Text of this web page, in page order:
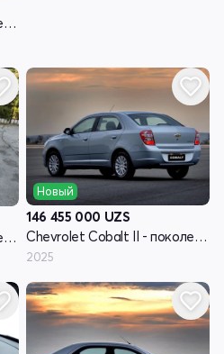
Chevrolet Cobalt II - поколение рестайлинг
Chevrolet Cobalt II - поколение рестайлинг
Новый
146 455 000 UZS
Chevrolet Cobalt II - поколение рестайлинг
2025